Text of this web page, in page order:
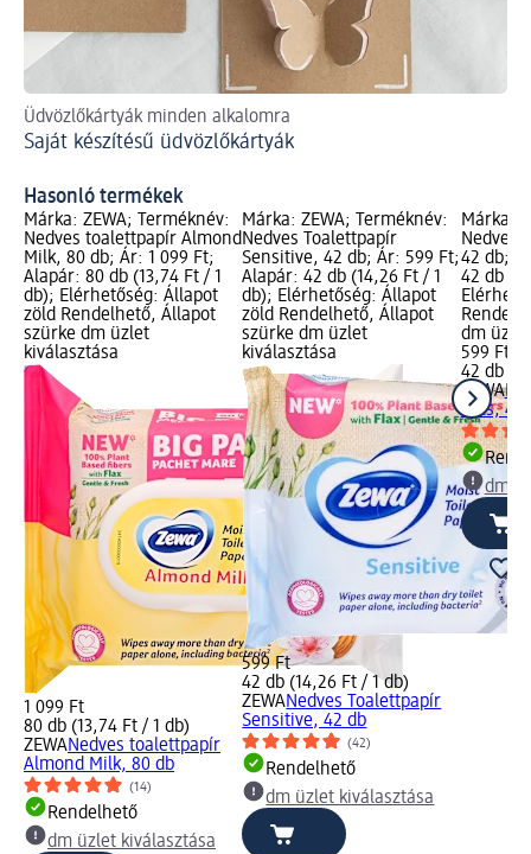
Üdvözlőkártyák minden alkalomra
Saját készítésű üdvözlőkártyák
Hasonló termékek
Márka: ZEWA; Terméknév:
Nedves toalettpapír Almond
Milk, 80 db; Ár: 1 099 Ft;
Alapár: 80 db (13,74 Ft / 1
db); Elérhetőség: Állapot
zöld Rendelhető, Állapot
szürke dm üzlet
kiválasztása
1 099 Ft
80 db (13,74 Ft / 1 db)
ZEWANedves toalettpapír
Almond Milk, 80 db
(14)
Rendelhető
dm üzlet kiválasztása
Márka: ZEWA; Terméknév:
Nedves Toalettpapír
Sensitive, 42 db; Ár: 599 Ft;
Alapár: 42 db (14,26 Ft / 1
db); Elérhetőség: Állapot
zöld Rendelhető, Állapot
szürke dm üzlet
kiválasztása
599 Ft
42 db (14,26 Ft / 1 db)
ZEWANedves Toalettpapír
Sensitive, 42 db
(42)
Rendelhető
dm üzlet kiválasztása
Márka:
Nedves
42 db;
42 db
dm
599 Ft
42 db
ZEWA
Kids, 42
dm